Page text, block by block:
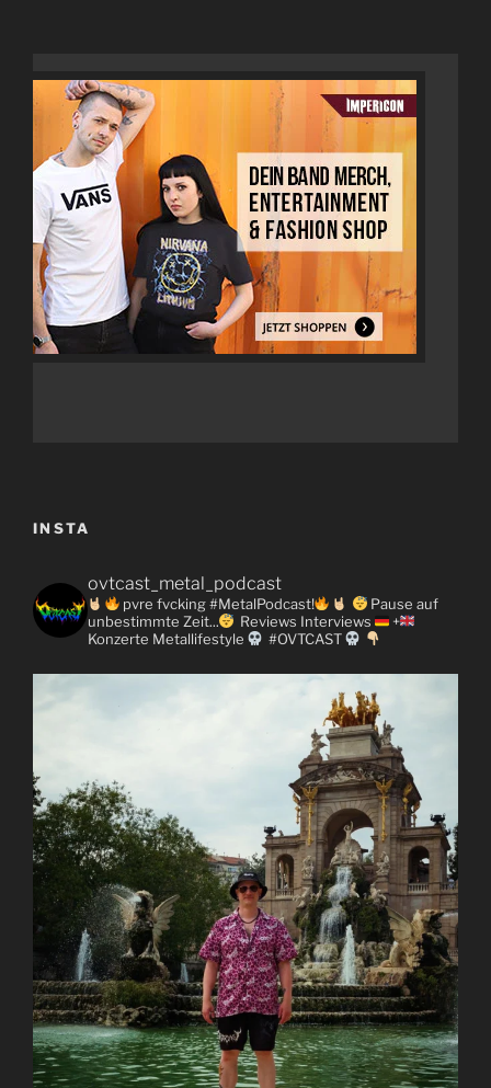
INSTA
ovtcast_metal_podcast
pvre fvcking #MetalPodcast!
Pause auf
unbestimmte Zeit...
Reviews Interviews
+
Konzerte Metallifestyle #OVTCAST